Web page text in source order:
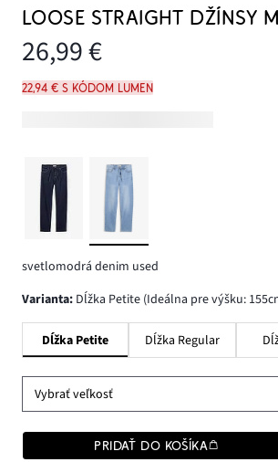
LOOSE STRAIGHT DŽÍNSY
26,99 €
22,94 € s kódom LUMEN
svetlomodrá denim used
varianta: Dĺžka Petite (Ideálna pre výšku:
Dĺžka Petite Dĺžka Regular
Vybrať veľkosť
PRIDAŤ DO KOŠÍKA